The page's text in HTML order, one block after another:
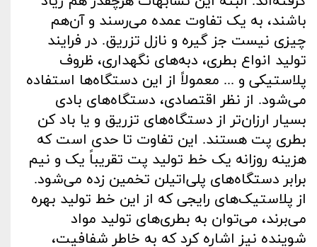
باشند، به یک تفاوت عمده می‌رسند و آن‌هم
چیزی نیست جز گیره و نازل تزریق. در فرایند
تولید انواع بطری، دبه‌های نگهداری، ظروف
پلاستیکی و ... معمولاً از این دستگاه‌ها استفاده
می‌شود. از نظر اقتصادی، دستگاه‌های بادی
بسیار ارزان‌تر از دستگاه‌های تزریق و یا باد کن
بطری پت هستند. این تفاوت تا حدی است که
هزینه روزانه یک خط تولید پت تقریباً یک و نیم
برابر دستگاه‌های پلی‌اتیلن تخمین زده می‌شود.
از پلاستیک‌های رایجی که از این خط تولید بهره
می‌برند، می‌توان به بطری‌های تولید مواد
شوینده نیز اشاره کرد که به خاطر شفافیت،